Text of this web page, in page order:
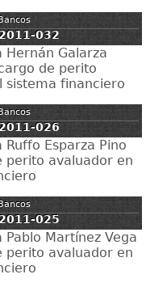
032
Hernán Galarza
de perito
sistema financiero
026
Esparza Pino
perito avaluador en
025
Martínez Vega
perito avaluador en